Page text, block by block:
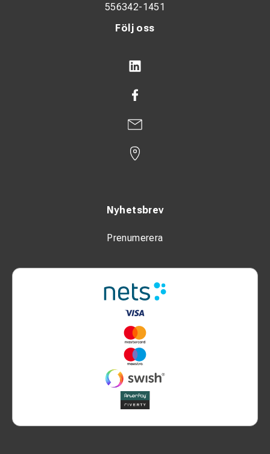
Följ oss
Nyhetsbrev
Prenumerera
556342-1451